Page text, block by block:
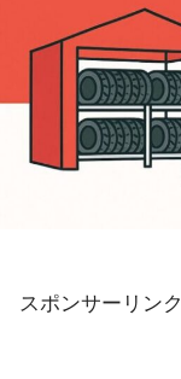
スポンサーリンク